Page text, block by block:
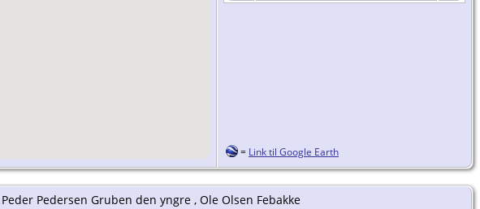
= Link til Google Earth
Pedersen Gruben den yngre , Ole Olsen Febakke